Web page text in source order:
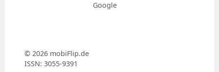
Google
© 2026 mobiFlip.de
ISSN: 3055-9391